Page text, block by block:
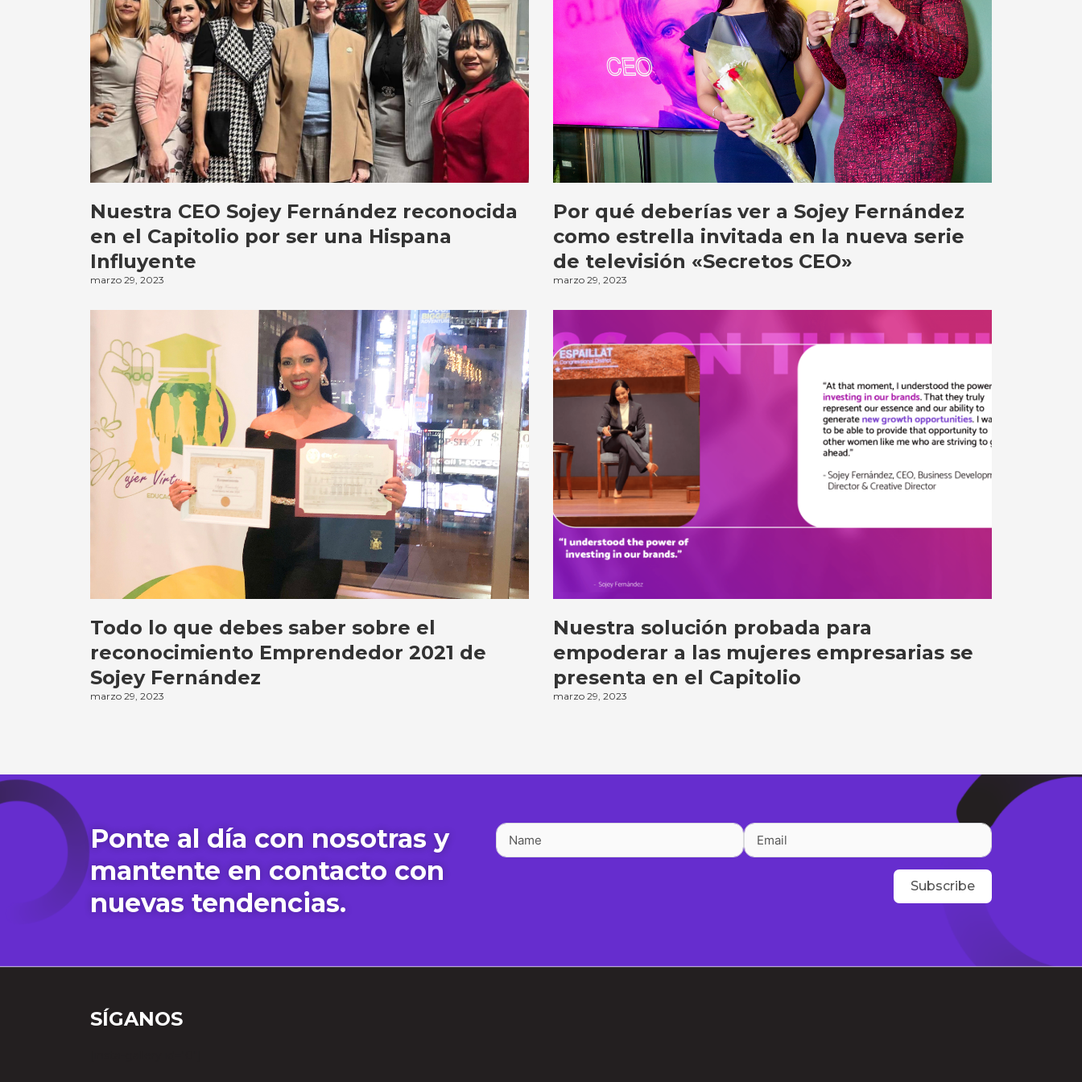
Nuestra CEO Sojey Fernández reconocida
en el Capitolio por ser una Hispana
Influyente
marzo 29, 2023
Por qué deberías ver a Sojey Fernández
como estrella invitada en la nueva serie
de televisión «Secretos CEO»
marzo 29, 2023
Todo lo que debes saber sobre el
reconocimiento Emprendedor 2021 de
Sojey Fernández
marzo 29, 2023
Nuestra solución probada para
empoderar a las mujeres empresarias se
presenta en el Capitolio
marzo 29, 2023
Ponte al día con nosotras y
mantente en contacto con
nuevas tendencias.
Subscribe
SÍGANOS